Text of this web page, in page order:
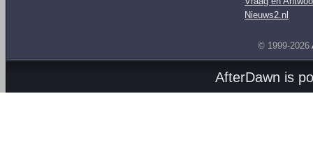
Nieuws2.nl
© 1999-2026
AfterDawn is